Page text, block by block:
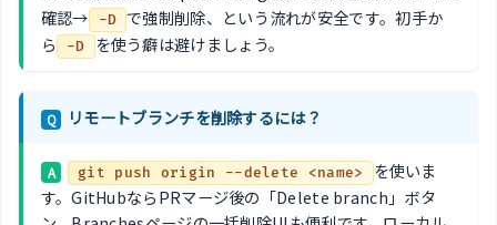
確認→
-D
で強制削除、という流れが安全です。初手か
ら
-D を使う癖は避けましょう。
Q リモートブランチを削除するには？
A git push origin --delete <name>
を使いま
す。GitHubならPRマージ後の「Delete branch」ボタ